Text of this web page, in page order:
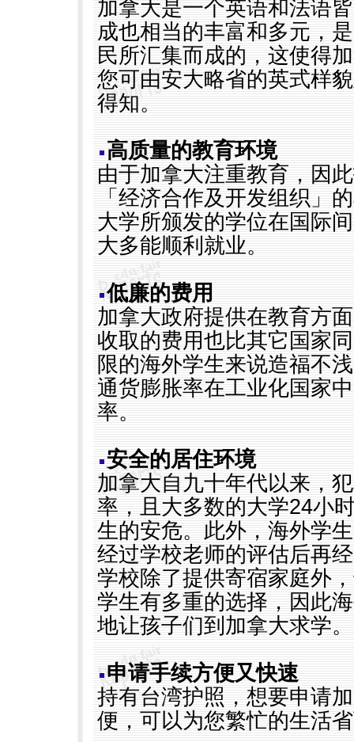
加拿大是一个英语和法语
成也相当的丰富和多元，
民所汇集而成的，这使得
您可由安大略省的英式样
得知。
高质量的教育环境
由于加拿大注重教育，因
「经济合作及开发组织」
大学所颁发的学位在国际
大多能顺利就业。
低廉的费用
加拿大政府提供在教育方
收取的费用也比其它国家
限的海外学生来说造福不
通货膨胀率在工业化国家
率。
安全的居住环境
加拿大自九十年代以来，
率，且大多数的大学24小
生的安危。此外，海外学
经过学校老师的评估后再
学校除了提供寄宿家庭外
学生有多重的选择，因此
地让孩子们到加拿大求学。
申请手续方便又快速
持有台湾护照，想要申请
便，可以为您繁忙的生活